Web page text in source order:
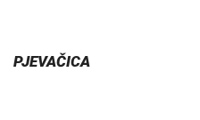
PJEVAČICA